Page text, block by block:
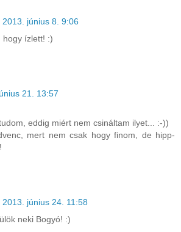
2013. június 8. 9:06
hogy ízlett! :)
21. 13:57
eddig miért nem csináltam ilyet... :-))
mert nem csak hogy finom, de hipp-
2013. június 24. 11:58
neki Bogyó! :)